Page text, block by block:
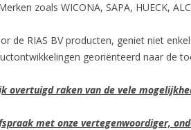
zoals WICONA, SAPA, HUECK,
de RIAS BV producten, geniet niet
georiënteerd naar de
overtuigd raken van de vele
met onze vertegenwoordiger,